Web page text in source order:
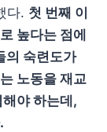
다. 첫 번째 이
높다는 점에
의 숙련도가
노동을 재교
야 하는데,